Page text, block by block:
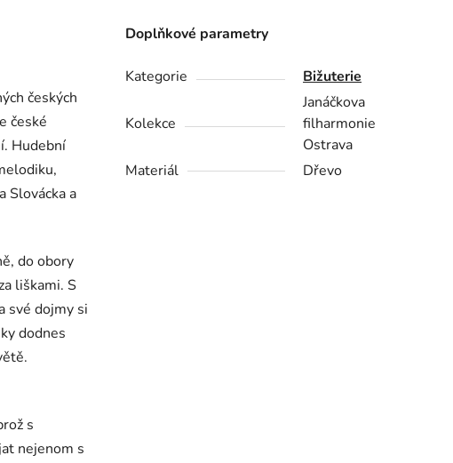
českých
české
Hudební
Slovácka a
do obory
liškami. S
své dojmy si
dodnes
s
nejenom s
Doplňkové parametry
Kategorie Bižuterie
Kolekce
Janáčkova
filharmonie
Ostrava
Materiál
Dřevo